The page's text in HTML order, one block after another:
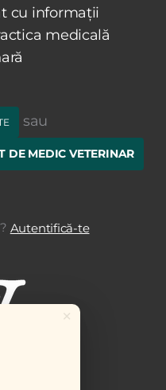
cu informații
medicală
sau
DE MEDIC VETERINAR
Autentifică-te
×